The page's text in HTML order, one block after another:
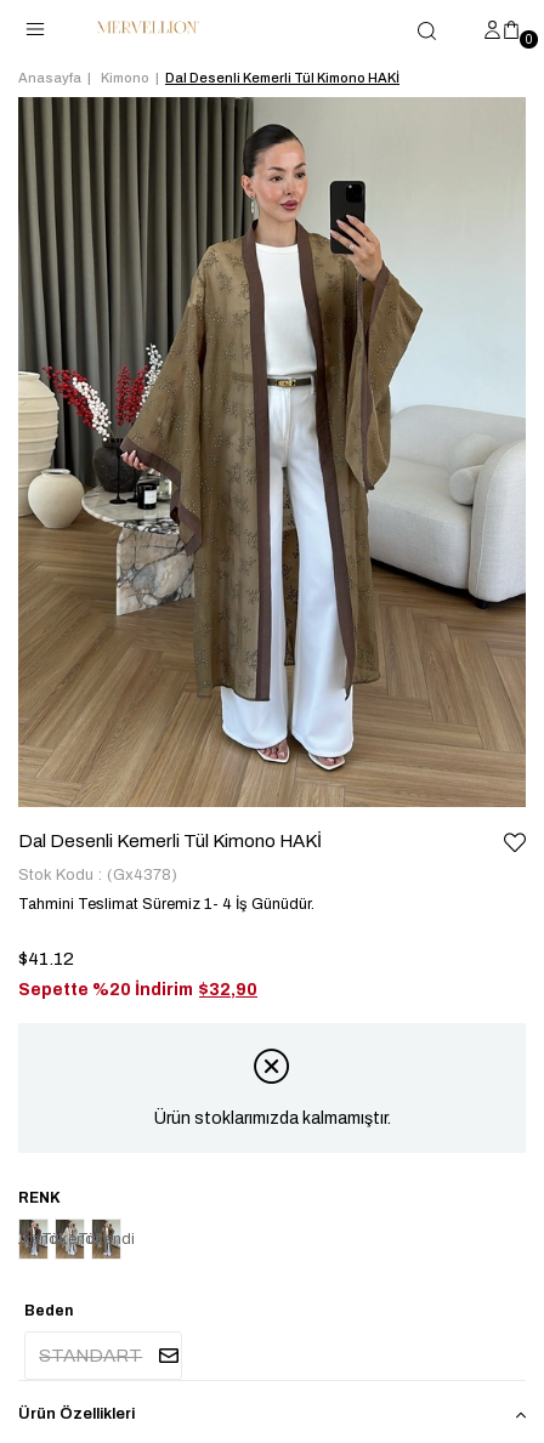
0
Anasayfa Kimono Dal Desenli Kemerli Tül Kimono HAKİ
Dal Desenli Kemerli Tül Kimono HAKİ
Stok Kodu
(Gx4378)
Tahmini Teslimat Süremiz 1- 4 İş Günüdür.
$41.12
Sepette %20 İndirim $32,90
Ürün stoklarımızda kalmamıştır.
TükendiTükendiTükendi
Beden
STANDART
Ürün Özellikleri